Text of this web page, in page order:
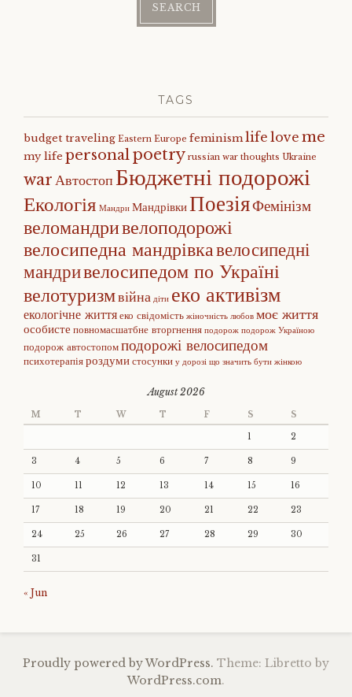
TAGS
budget traveling Eastern Europe feminismlife love me
my life personalpoetry russian war thoughts Ukraine
warАвтостопБюджетні подорожі
Екологія Мандри МандрівкиПоезіяФемінізм
веломандривелоподорожі
велосипедна мандрівкавелосипедні
мандривелосипедом по Україні
велотуризмвійна діти еко активізм
екологічне життяеко свідомість жіночність любов моє життя
особисте повномасшатбне вторгнення подорож подорож Україною
подорож автостопомподорожі велосипедом
психотерапіяроздумистосунки у дорозі що значить бути жінкою
August 2026
M T W T F S S
1 2
3 4 5 6 7 8 9
10 11 12 13 14 15 16
17 18 19 20 21 22 23
24 25 26 27 28 29 30
31
« Jun
Proudly powered by WordPress. Theme: Libretto by
WordPress.com.